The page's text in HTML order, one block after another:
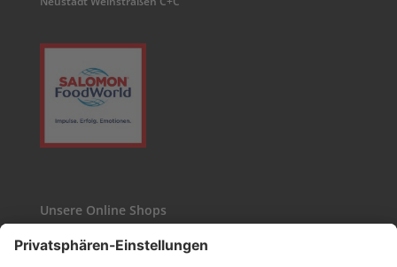
Unsere Online Shops
Kaffee24